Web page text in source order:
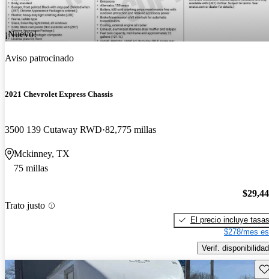
¡Nuevo!
Aviso patrocinado
2021 Chevrolet Express Chassis
3500 139 Cutaway RWD 82,775 millas
Mckinney, TX
75 millas
Trato justo
El precio incluye tasas
$278/mes
Verif. disponibilidad